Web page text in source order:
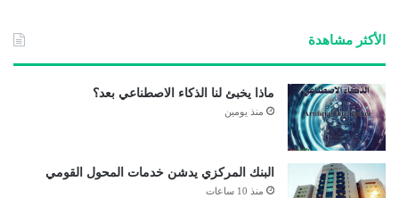
الأكثر مشاهدة
ماذا يخبئ لنا الذكاء الاصطناعي بعد؟
منذ يومين
البنك المركزي يدشن خدمات المحول القومي
منذ 10 ساعات